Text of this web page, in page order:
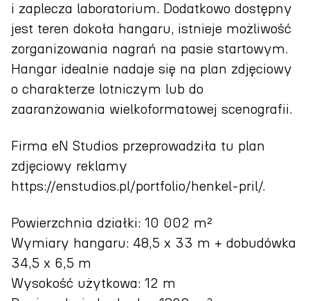
i zaplecza laboratorium. Dodatkowo dostępny
jest teren dokoła hangaru, istnieje możliwość
zorganizowania nagrań na pasie startowym.
Hangar idealnie nadaje się na plan zdjęciowy
o charakterze lotniczym lub do
zaaranżowania wielkoformatowej scenografii.
Firma eN Studios przeprowadziła tu plan
zdjęciowy reklamy
https://enstudios.pl/portfolio/henkel-pril/.
Powierzchnia działki: 10 002 m²
Wymiary hangaru: 48,5 x 33 m + dobudówka
34,5 x 6,5 m
Wysokość użytkowa: 12 m